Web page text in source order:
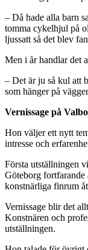
– Då hade alla barn
tomma cykelhjul på
ljussatt så det blev
Men i år handlar det
– Det är ju så kul att
som hänger på
Vernissage på
Hon väljer ett nytt
intresse och
Första utställningen
Göteborg fortfarande
konstnärliga finrum
Vernissage blir det
Konstnären och
utställningen.